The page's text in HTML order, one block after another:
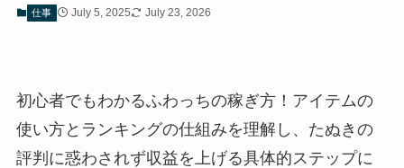
仕事 July 5, 2025 July 23, 2026
初心者でもわかるふわっちの稼ぎ方！アイテムの
使い方とランキングの仕組みを理解し、たぬきの
評判に惑わされず収益を上げる具体的ステップに